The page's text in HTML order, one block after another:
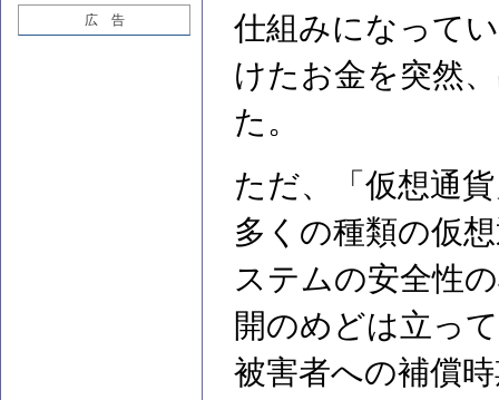
広 告
仕組みになって
けたお金を突然
た。
ただ、「仮想通
多くの種類の仮
ステムの安全性
開のめどは立っ
被害者への補償